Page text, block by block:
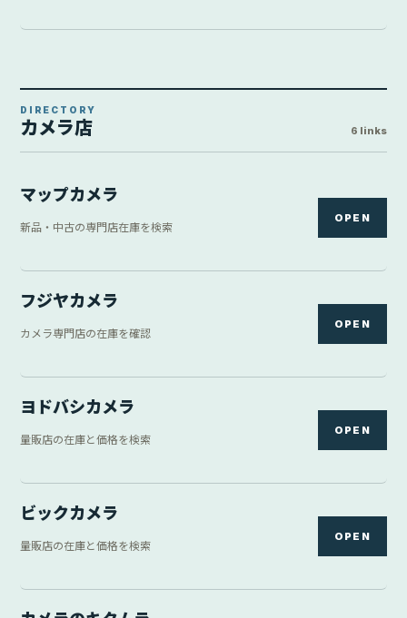
DIRECTORY
カメラ店 6 links
マップカメラ
新品・中古の専門店在庫を検索
OPEN
フジヤカメラ
カメラ専門店の在庫を確認
OPEN
ヨドバシカメラ
量販店の在庫と価格を検索
OPEN
ビックカメラ
量販店の在庫と価格を検索
OPEN